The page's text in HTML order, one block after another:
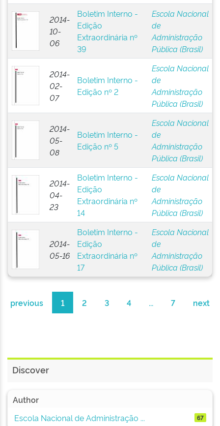
2014-
10-
06
Boletim Interno -
Edição
Extraordinária nº
39
Escola Nacional
de
Administração
Pública (Brasil)
2014-
02-
07
Boletim Interno -
Edição nº 2
Escola Nacional
de
Administração
Pública (Brasil)
2014-
05-
08
Boletim Interno -
Edição nº 5
Escola Nacional
de
Administração
Pública (Brasil)
2014-
04-
23
Boletim Interno -
Edição
Extraordinária nº
14
Escola Nacional
de
Administração
Pública (Brasil)
2014-
05-16
Boletim Interno -
Edição
Extraordinária nº
17
Escola Nacional
de
Administração
Pública (Brasil)
previous 1 2 3 4 ... 7 next
Discover
Author
Escola Nacional de Administração ...
67